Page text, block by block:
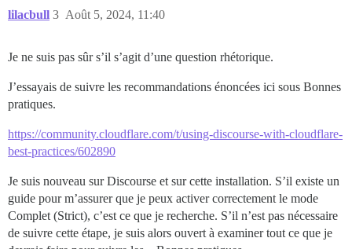
lilacbull Août 5, 2024, 11:40
3
Je ne suis pas sûr s’il s’agit d’une question rhétorique.
J’essayais de suivre les recommandations énoncées ici sous Bonnes
pratiques.
https://community.cloudflare.com/t/using-discourse-with-cloudflare-
best-practices/602890
Je suis nouveau sur Discourse et sur cette installation. S’il existe un
guide pour m’assurer que je peux activer correctement le mode
Complet (Strict), c’est ce que je recherche. S’il n’est pas nécessaire
de suivre cette étape, je suis alors ouvert à examiner tout ce que je